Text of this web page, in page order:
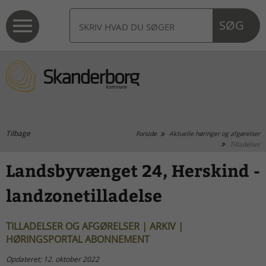
SØG
Tilbage Forside
Aktuelle høringer og afgørelser
Tilladelser
Landsbyvænget 24, Herskind -
landzonetilladelse
TILLADELSER OG AFGØRELSER | ARKIV |
HØRINGSPORTAL ABONNEMENT
Opdateret: 12. oktober 2022